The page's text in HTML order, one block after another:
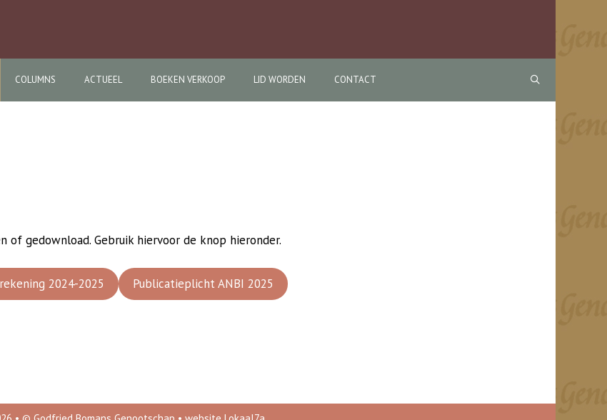
COLUMNS ACTUEEL BOEKEN VERKOOP LID WORDEN CONTACT
gedownload. Gebruik hiervoor de knop hieronder.
2024-2025 Publicatieplicht ANBI 2025